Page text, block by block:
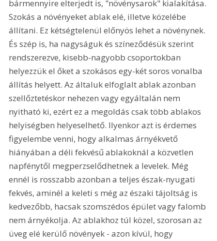
bármennyire elterjedt is, "növénysarok" kialakítása.
Szokás a növényeket ablak elé, illetve közelébe
állítani. Ez kétségtelenül előnyös lehet a növénynek.
És szép is, ha nagyságuk és színeződésük szerint
rendszerezve, kisebb-nagyobb csoportokban
helyezzük el őket a szokásos egy-két soros vonalba
állítás helyett. Az általuk elfoglalt ablak azonban
szellőztetéskor nehezen vagy egyáltalán nem
nyitható ki, ezért ez a megoldás csak több ablakos
helyiségben helyeselhető. Ilyenkor azt is érdemes
figyelembe venni, hogy alkalmas árnyékvető
hiányában a déli fekvésű ablakoknál a közvetlen
napfénytől megperzselődhetnek a levelek. Még
ennél is rosszabb azonban a teljes észak-nyugati
fekvés, aminél a keleti s még az északi tájoltság is
kedvezőbb, hacsak szomszédos épület vagy falomb
nem árnyékolja. Az ablakhoz túl közel, szorosan az
üveg elé kerülő növények - azon kívül, hogy